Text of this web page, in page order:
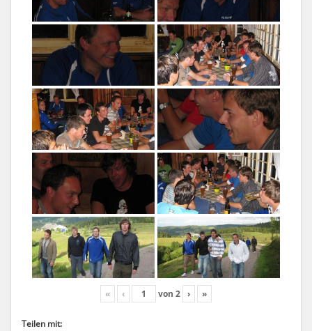
« ‹ von 2 › »
Teilen mit: